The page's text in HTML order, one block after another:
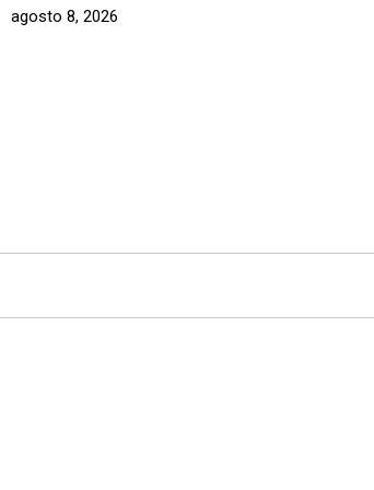
agosto 8, 2026